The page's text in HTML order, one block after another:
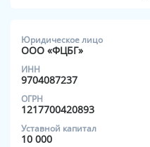
Юридическое лицо
ООО «ФЦБГ»
ИНН
9704087237
ОГРН
1217700420893
Уставной капитал
10 000